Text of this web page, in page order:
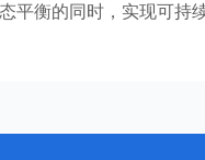
平衡的同时，实现可持